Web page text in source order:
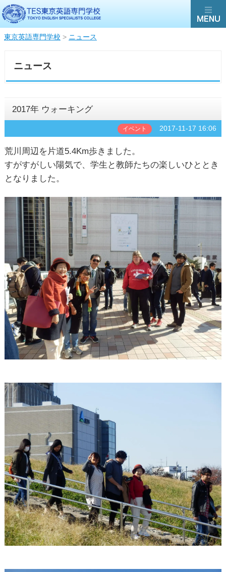
東京英語専門学校 > ニュース
ニュース
2017年 ウォーキング
イベント 2017-11-17 16:06
荒川周辺を片道5.4Km歩きました。
すがすがしい陽気で、学生と教師たちの楽しいひととき
となりました。